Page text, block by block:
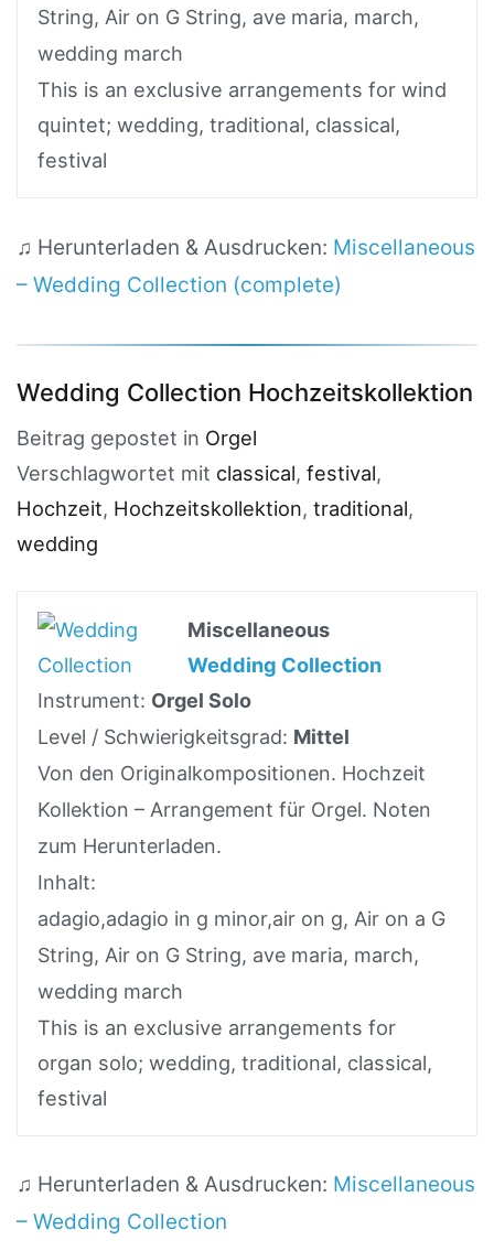
String, Air on G String, ave maria, march,
wedding march
This is an exclusive arrangements for wind
quintet; wedding, traditional, classical,
festival
♫ Herunterladen & Ausdrucken: Miscellaneous
– Wedding Collection (complete)
Wedding Collection Hochzeitskollektion
Beitrag gepostet in Orgel
Verschlagwortet mit classical, festival,
Hochzeit, Hochzeitskollektion, traditional,
wedding
Miscellaneous
Wedding Collection
Instrument: Orgel Solo
Level / Schwierigkeitsgrad: Mittel
Von den Originalkompositionen. Hochzeit
Kollektion – Arrangement für Orgel. Noten
zum Herunterladen.
Inhalt:
adagio,adagio in g minor,air on g, Air on a G
String, Air on G String, ave maria, march,
wedding march
This is an exclusive arrangements for
organ solo; wedding, traditional, classical,
festival
♫ Herunterladen & Ausdrucken: Miscellaneous
– Wedding Collection